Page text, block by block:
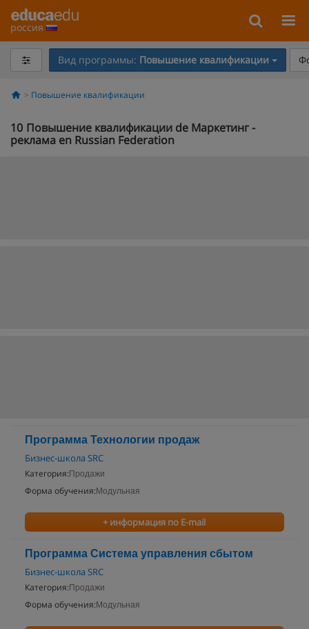
россия
Вид программы: Повышение квалификации
Повышение квалификации
10 Повышение квалификации de Маркетинг -
реклама en Russian Federation
Программа Технологии продаж
Бизнес-школа SRC
Категория: Продажи
Форма обучения: Модульная
+ информация по E-mail
Программа Система управления сбытом
Бизнес-школа SRC
Категория: Продажи
Форма обучения: Модульная